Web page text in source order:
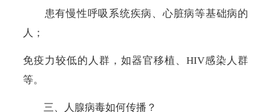
患有慢性呼吸系统疾病、心脏病等基础病的
人；
免疫力较低的人群，如器官移植、 HIV感染人群
等。
三、人腺病毒如何传播？